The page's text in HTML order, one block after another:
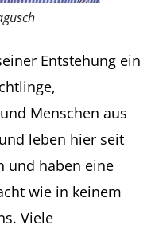
Entstehung ein
Menschen aus
leben hier seit
und haben eine
wie in keinem
Viele